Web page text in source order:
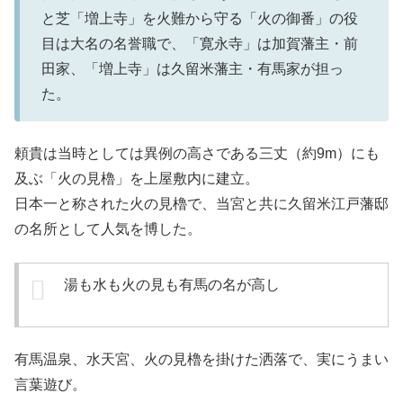
と芝「増上寺」を火難から守る「火の御番」の役
目は大名の名誉職で、「寛永寺」は加賀藩主・前
田家、「増上寺」は久留米藩主・有馬家が担っ
た。
頼貴は当時としては異例の高さである三丈（約9m）にも
及ぶ「火の見櫓」を上屋敷内に建立。
日本一と称された火の見櫓で、当宮と共に久留米江戸藩邸
の名所として人気を博した。
湯も水も火の見も有馬の名が高し
有馬温泉、水天宮、火の見櫓を掛けた洒落で、実にうまい
言葉遊び。